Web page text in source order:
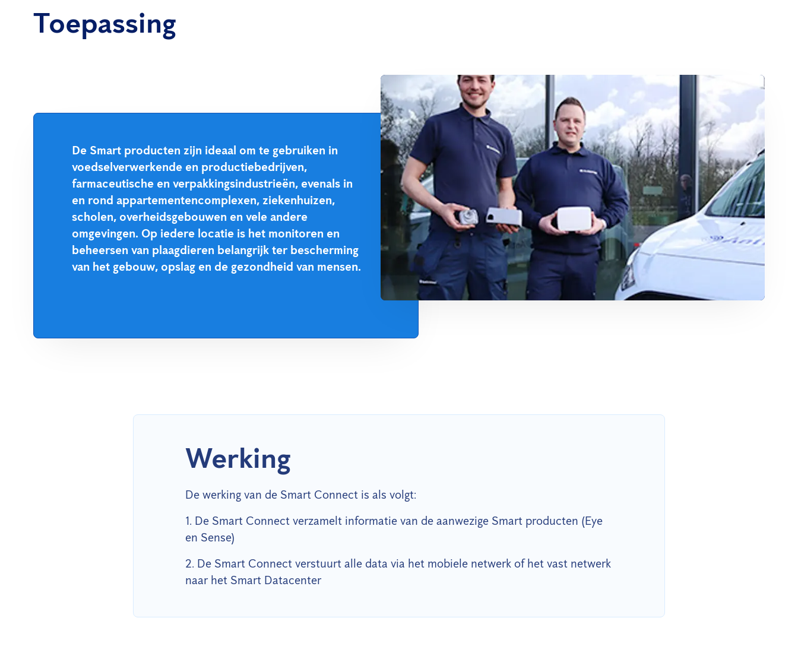
Toepassing
De Smart producten zijn ideaal om te gebruiken in
voedselverwerkende en productiebedrijven,
farmaceutische en verpakkingsindustrieën, evenals in
en rond appartementencomplexen, ziekenhuizen,
scholen, overheidsgebouwen en vele andere
omgevingen. Op iedere locatie is het monitoren en
beheersen van plaagdieren belangrijk ter bescherming
van het gebouw, opslag en de gezondheid van mensen.
Werking
De werking van de Smart Connect is als volgt:
1. De Smart Connect verzamelt informatie van de aanwezige Smart producten (Eye
en Sense)
2. De Smart Connect verstuurt alle data via het mobiele netwerk of het vast netwerk
naar het Smart Datacenter